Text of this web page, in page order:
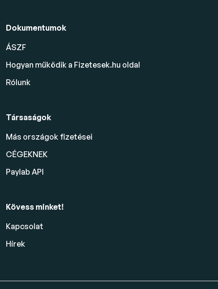
Dokumentumok
ÁSZF
Hogyan működik a Fizetesek.hu oldal
Rólunk
Társaságok
Más országok fizetései
CÉGEKNEK
Paylab API
Kövess minket!
Kapcsolat
Hírek